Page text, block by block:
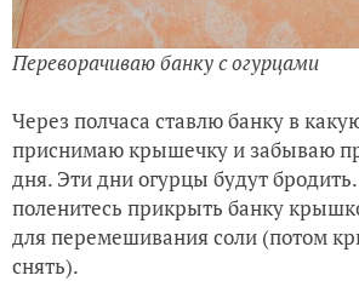
Переворачиваю банку с огурцами
Через полчаса ставлю банку в
приснимаю крышечку и забываю
дня. Эти дни огурцы будут
поленитесь прикрыть банку
для перемешивания соли (потом
снять).